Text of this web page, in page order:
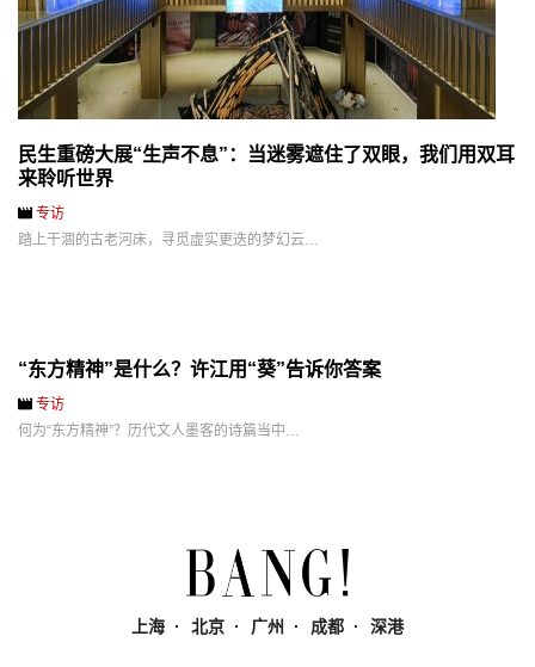
民生重磅大展“生声不息”：当迷雾遮住了双眼，我们用双耳
来聆听世界
专访
踏上干涸的古老河床，寻觅虚实更迭的梦幻云…
“东方精神”是什么？许江用“葵”告诉你答案
专访
何为“东方精神”？历代文人墨客的诗篇当中…
上海 北京 广州 成都 深港